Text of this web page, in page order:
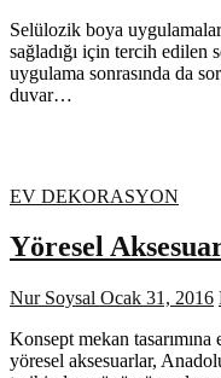
Selülozik boya
sağladığı için tercih edilen
uygulama sonrasında da
duvar…
EV DEKORASYON
Yöresel
Nur Soysal Ocak 31, 2016
Konsept mekan
yöresel aksesuarlar,